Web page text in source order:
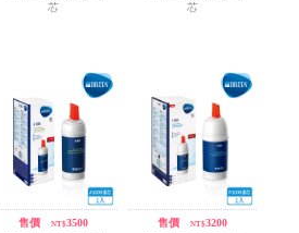
芯
芯
售價/ NT$3500
售價/ NT$3200